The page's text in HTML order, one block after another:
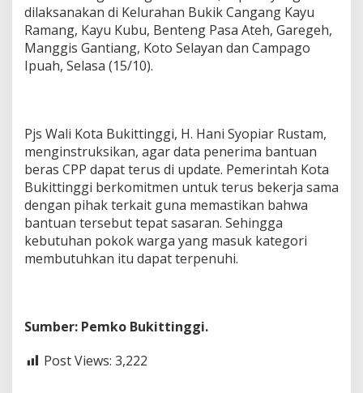
dilaksanakan di Kelurahan Bukik Cangang Kayu
Ramang, Kayu Kubu, Benteng Pasa Ateh, Garegeh,
Manggis Gantiang, Koto Selayan dan Campago
Ipuah, Selasa (15/10).
Pjs Wali Kota Bukittinggi, H. Hani Syopiar Rustam,
menginstruksikan, agar data penerima bantuan
beras CPP dapat terus di update. Pemerintah Kota
Bukittinggi berkomitmen untuk terus bekerja sama
dengan pihak terkait guna memastikan bahwa
bantuan tersebut tepat sasaran. Sehingga
kebutuhan pokok warga yang masuk kategori
membutuhkan itu dapat terpenuhi.
Sumber: Pemko Bukittinggi.
Post Views: 3,222